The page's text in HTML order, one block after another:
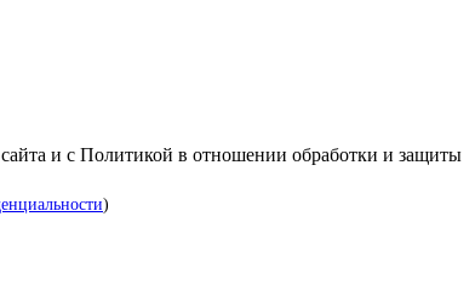
и с Политикой в отношении обработки и защиты
)